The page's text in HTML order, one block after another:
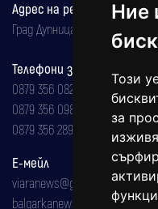
Ние
Този
за
Адрес на редакцията
Град Дупница, ул.''Христо
Телефони за реклама и
0879 356 082
0879 356 098
0879 356 289
Е-мейл
viaranews@gmail.com
balgarkanews@gmail.com